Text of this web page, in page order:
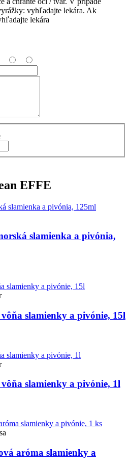
vyhľadajte lekára. Ak
lekára
EFFE
slamienka a pivónia,
slamienky a pivónie, 15l
slamienky a pivónie, 1l
aróma slamienky a